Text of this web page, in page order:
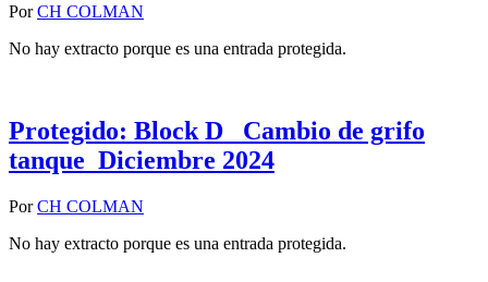
Por CH COLMAN
No hay extracto porque es una entrada protegida.
Protegido: Block D _Cambio de grifo
tanque_Diciembre 2024
Por CH COLMAN
No hay extracto porque es una entrada protegida.